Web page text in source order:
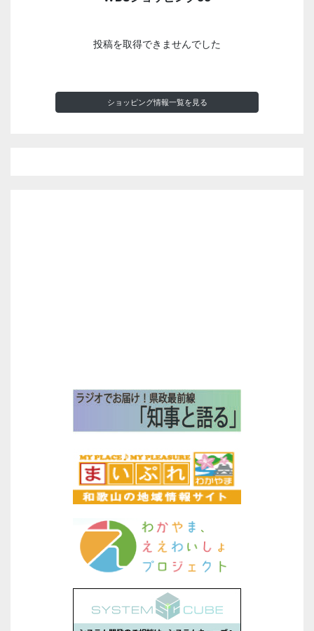
投稿を取得できませんでした
ショッピング情報一覧を見る